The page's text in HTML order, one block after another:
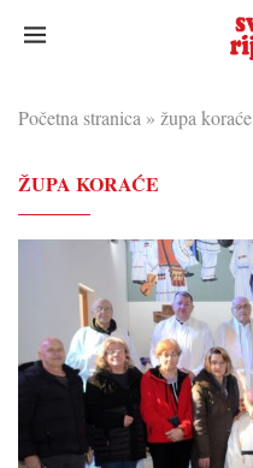
Početna stranica » župa koraće
ŽUPA KORAĆE